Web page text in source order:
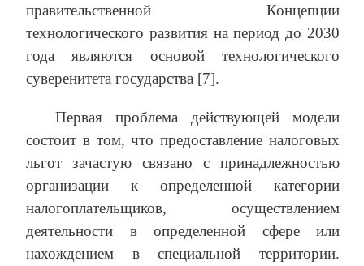
правительственной Концепции
технологического развития на период до 2030
года являются основой технологического
суверенитета государства [7].
Первая проблема действующей модели
состоит в том, что предоставление налоговых
льгот зачастую связано с принадлежностью
организации к определенной категории
налогоплательщиков, осуществлением
деятельности в определенной сфере или
нахождением в специальной территории.